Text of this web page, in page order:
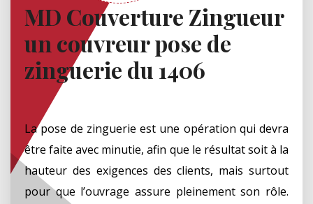
MD Couverture Zingueur
un couvreur pose de
zinguerie du 1406
La pose de zinguerie est une opération qui devra
être faite avec minutie, afin que le résultat soit à la
hauteur des exigences des clients, mais surtout
pour que l’ouvrage assure pleinement son rôle.